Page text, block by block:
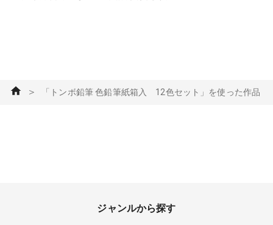
＞ 「トンボ鉛筆 色鉛筆紙箱入 12色セット」を使った作品
ジャンルから探す